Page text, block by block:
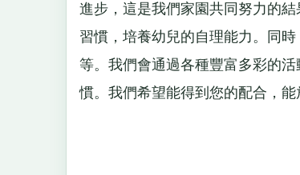
進步，這是我們家園共同努力的
習慣，培養幼兒的自理能力。同
等。我們會通過各種豐富多彩的
慣。我們希望能得到您的配合，能